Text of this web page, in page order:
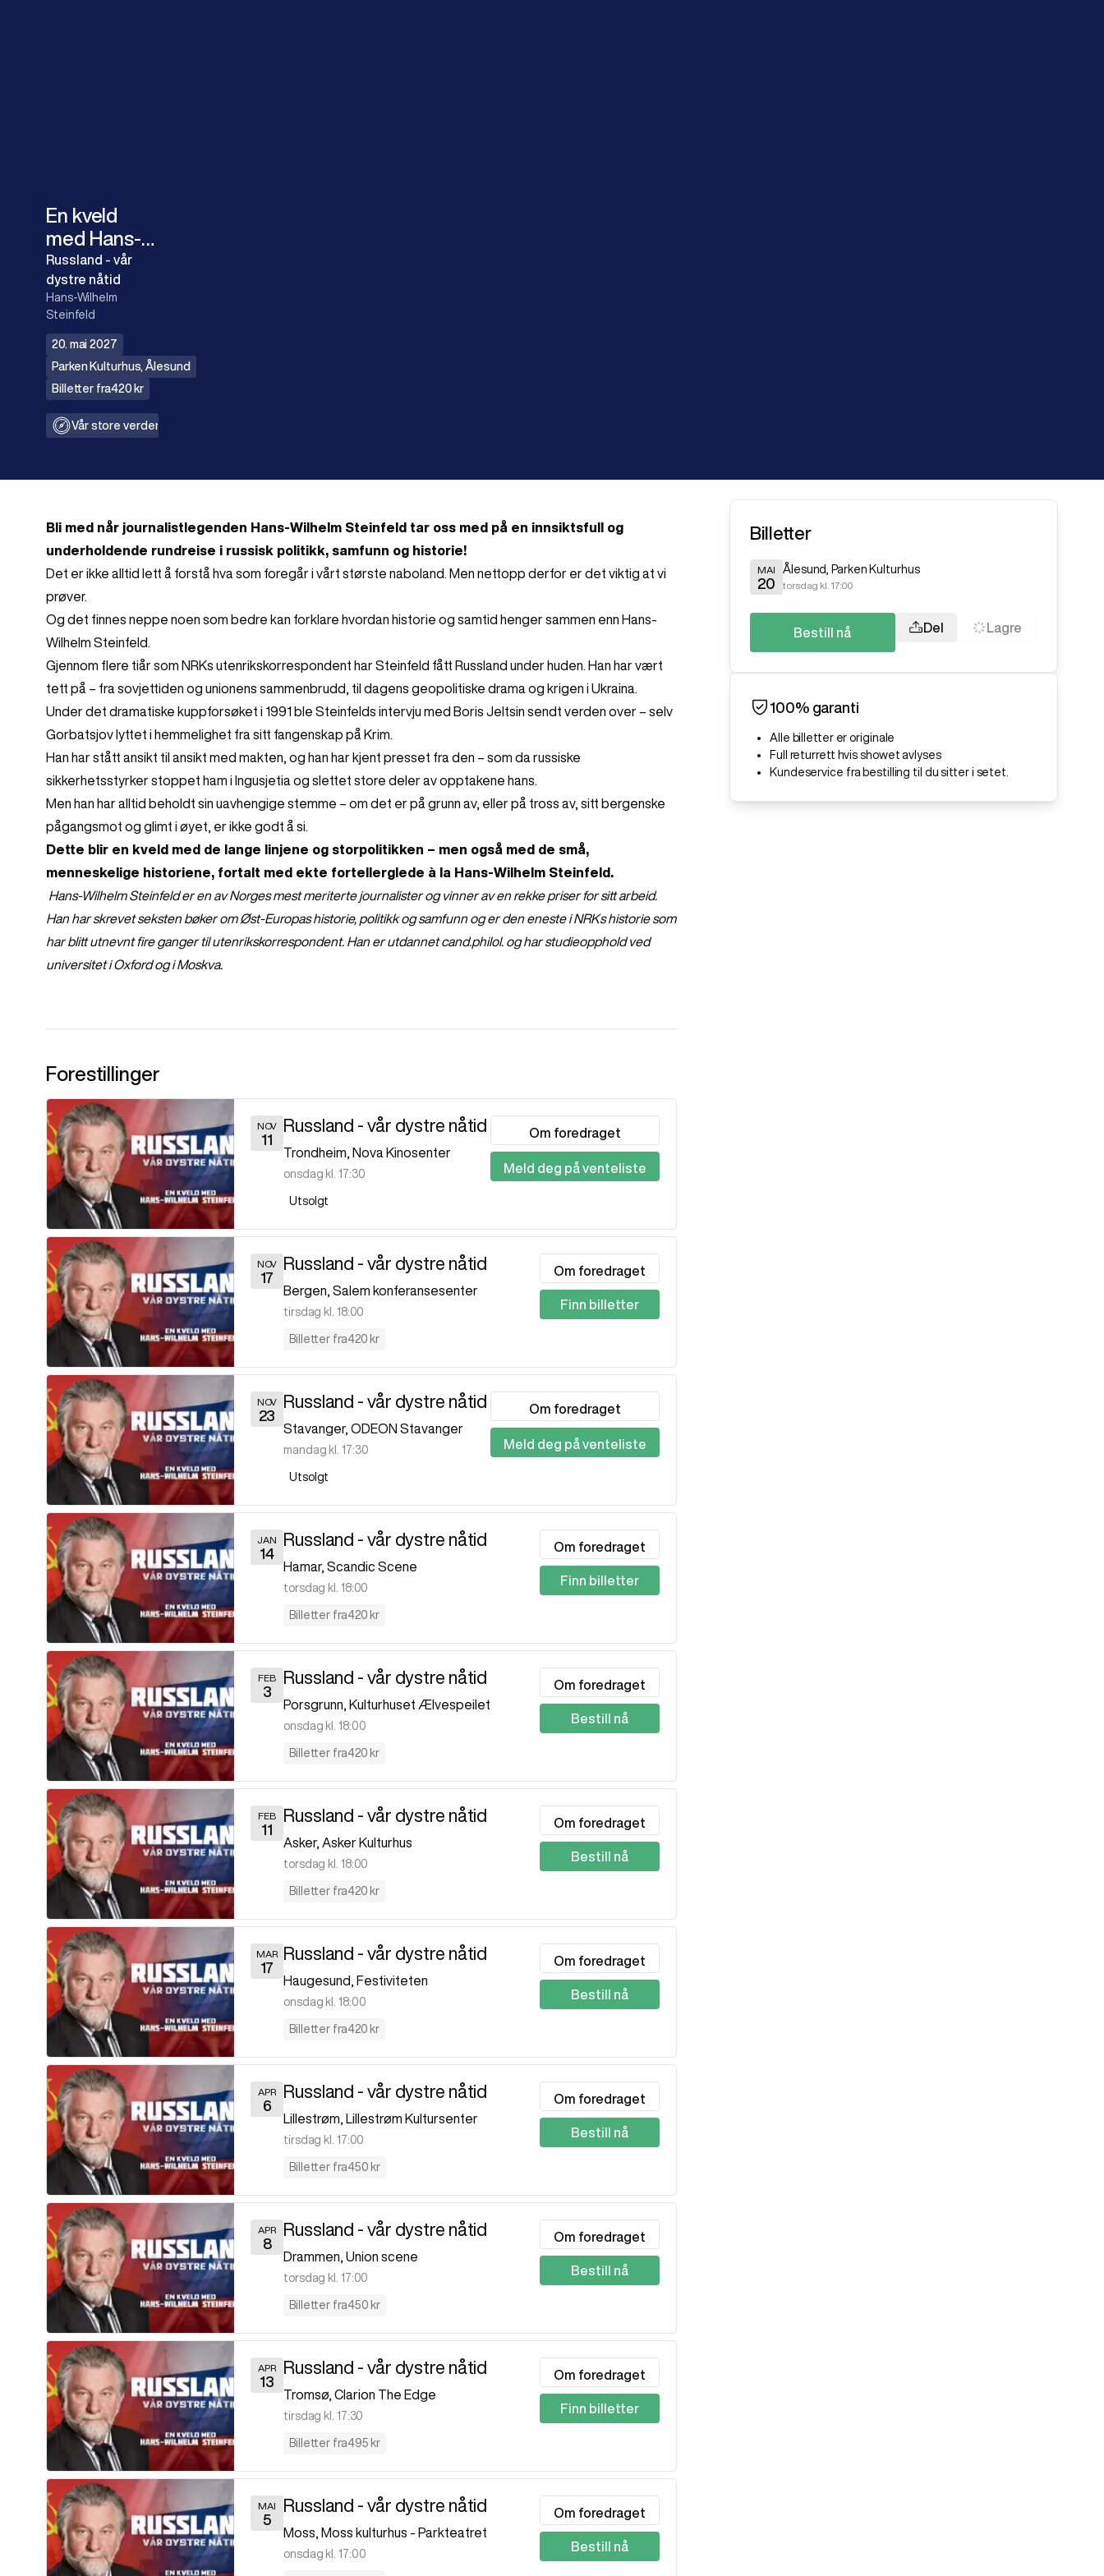
Russland - vår
dystre nåtid
Hans-Wilhelm
Steinfeld
En kveld
med Hans-
Wilhelm
Steinfeld
20. mai 2027
Parken Kulturhus,Ålesund
Billetter fra420 kr
Vår store verden
Billetter
MAI
20
Ålesund Parken Kulturhus
torsdag kl. 17:00
Bestill nå Del Lagre
100% garanti
Alle billetter er originale
Full returrett hvis showet avlyses
Kundeservice fra bestilling til du sitter i setet.
Bli med når journalistlegenden Hans-Wilhelm Steinfeld tar oss med på en innsiktsfull og
underholdende rundreise i russisk politikk, samfunn og historie!
Det er ikke alltid lett å forstå hva som foregår i vårt største naboland. Men nettopp derfor er det viktig at vi
prøver.
Og det finnes neppe noen som bedre kan forklare hvordan historie og samtid henger sammen enn Hans-
Wilhelm Steinfeld.
Gjennom flere tiår som NRKs utenrikskorrespondent har Steinfeld fått Russland under huden. Han har vært
tett på – fra sovjettiden og unionens sammenbrudd, til dagens geopolitiske drama og krigen i Ukraina.
Under det dramatiske kuppforsøket i 1991 ble Steinfelds intervju med Boris Jeltsin sendt verden over – selv
Gorbatsjov lyttet i hemmelighet fra sitt fangenskap på Krim.
Han har stått ansikt til ansikt med makten, og han har kjent presset fra den – som da russiske
sikkerhetsstyrker stoppet ham i Ingusjetia og slettet store deler av opptakene hans.
Men han har alltid beholdt sin uavhengige stemme – om det er på grunn av, eller på tross av, sitt bergenske
pågangsmot og glimt i øyet, er ikke godt å si.
Dette blir en kveld med de lange linjene og storpolitikken – men også med de små,
menneskelige historiene, fortalt med ekte fortellerglede à la Hans-Wilhelm Steinfeld.
Hans-Wilhelm Steinfeld er en av Norges mest meriterte journalister og vinner av en rekke priser for sitt arbeid.
Han har skrevet seksten bøker om Øst-Europas historie, politikk og samfunn og er den eneste i NRKs historie som
har blitt utnevnt fire ganger til utenrikskorrespondent. Han er utdannet cand.philol. og har studieopphold ved
universitet i Oxford og i Moskva.
Forestillinger
NOV
11
Russland - vår dystre nåtid
Trondheim Nova Kinosenter
onsdag kl. 17:30
Utsolgt
Om foredraget
Meld deg på venteliste
NOV
17
Russland - vår dystre nåtid
Bergen Salem konferansesenter
tirsdag kl. 18:00
Billetter fra420 kr
Om foredraget
Finn billetter
NOV
23
Russland - vår dystre nåtid
Stavanger, ODEON Stavanger
mandag kl. 17:30
Utsolgt
Om foredraget
Meld deg på venteliste
JAN
14
Russland - vår dystre nåtid
Hamar, Scandic Scene
torsdag kl. 18:00
Billetter fra420 kr
Om foredraget
Finn billetter
FEB
3
Russland - vår dystre nåtid
Porsgrunn Kulturhuset Ælvespeilet
onsdag kl. 18:00
Billetter fra420 kr
Om foredraget
Bestill nå
FEB
11
Russland - vår dystre nåtid
Asker, Asker Kulturhus
torsdag kl. 18:00
Billetter fra420 kr
Om foredraget
Bestill nå
MAR
17
Russland - vår dystre nåtid
Haugesund Festiviteten
onsdag kl. 18:00
Billetter fra420 kr
Om foredraget
Bestill nå
APR
6
Russland - vår dystre nåtid
Lillestrøm Lillestrøm Kultursenter
tirsdag kl. 17:00
Billetter fra450 kr
Om foredraget
Bestill nå
APR
8
Russland - vår dystre nåtid
Drammen Union scene
torsdag kl. 17:00
Billetter fra450 kr
Om foredraget
Bestill nå
APR
13
Russland - vår dystre nåtid
Tromsø, Clarion The Edge
tirsdag kl. 17:30
Billetter fra495 kr
Om foredraget
Finn billetter
MAI
5
Russland - vår dystre nåtid
Moss Moss kulturhus - Parkteatret
onsdag kl. 17:00
Om foredraget
Bestill nå